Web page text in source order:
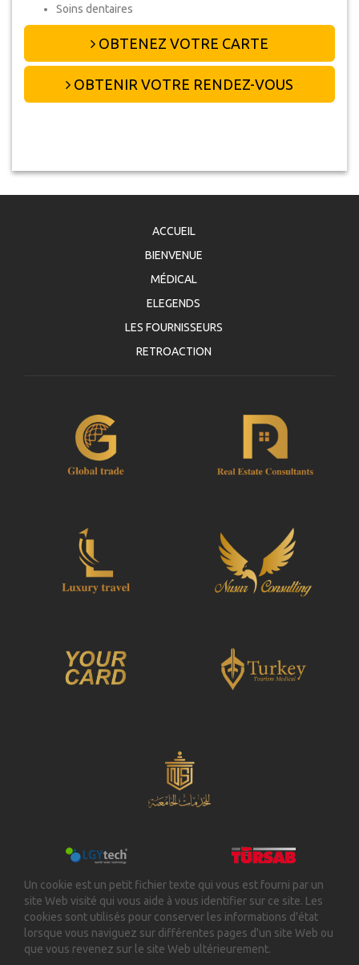
Soins dentaires
OBTENEZ VOTRE CARTE
OBTENIR VOTRE RENDEZ-VOUS
ACCUEIL
BIENVENUE
MÉDICAL
ELEGENDS
LES FOURNISSEURS
RETROACTION
Un cookie est un petit fichier texte qui vous est fourni par un
site Web visité qui vous aide à vous identifier sur ce site. Les
cookies sont utilisés pour conserver les informations d'état
lorsque vous naviguez sur différentes pages d'un site Web ou
que vous revenez sur le site Web ultérieurement.